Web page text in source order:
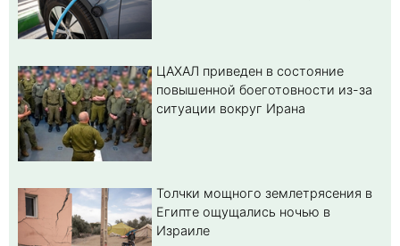
ЦАХАЛ приведен в состояние
повышенной боеготовности из-за
ситуации вокруг Ирана
Толчки мощного землетрясения в
Египте ощущались ночью в
Израиле